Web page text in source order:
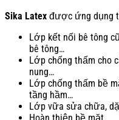
Sika Latex được ứng dụng
Lớp kết nối bê tông
bê tông…
Lớp chống thấm cho
nung…
Lớp chống thấm bề
tầng hầm…
Lớp vữa sửa chữa,